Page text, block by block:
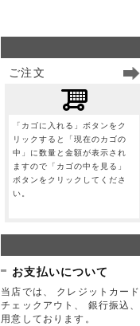
ご注文
「カゴに入れる」ボタンをク
リックすると「現在のカゴの
中」に数量と金額が表示され
ますので「カゴの中を見る」
ボタンをクリックしてくださ
い。
お支払いについて
当店では、 クレジットカー
チェックアウト、 銀行振込
用意しております。